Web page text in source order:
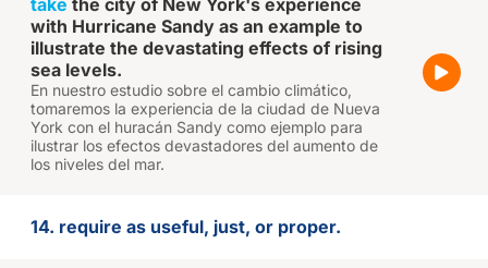
take the city of New York's experience
with Hurricane Sandy as an example to
illustrate the devastating effects of rising
sea levels.
En nuestro estudio sobre el cambio climático,
tomaremos la experiencia de la ciudad de Nueva
York con el huracán Sandy como ejemplo para
ilustrar los efectos devastadores del aumento de
los niveles del mar.
14. require as useful, just, or proper.